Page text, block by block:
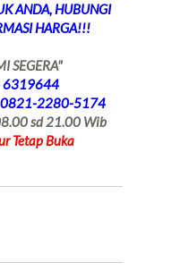
ANDA, HUBUNGI
HARGA!!!
SEGERA"
6319644
: 0821-2280-5174
sd 21.00 Wib
Tetap Buka